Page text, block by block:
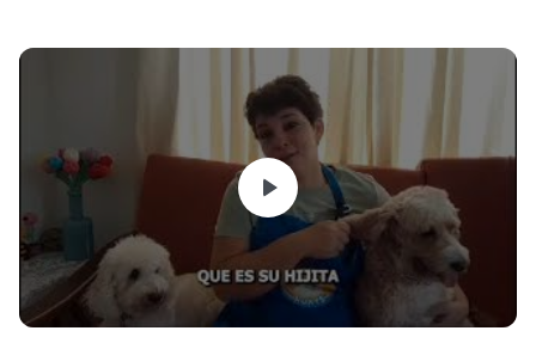
- Conocerás recetas saludables y deliciosas para preparar a
- Obtendrás consejos prácticos para gestionar la fiesta y
evitar el estrés.
- Crearás recuerdos inolvidables junto a tu mejor amigo.
Este mini curso forma parte del "taller de repostería para
mascotas".